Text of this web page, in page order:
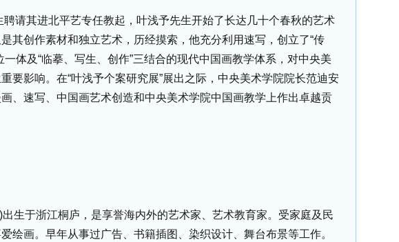
聘请其进北平艺专任教起，叶浅予先生开始了长达几十个春秋的艺术
其创作素材和独立艺术，历经摸索，他充分利用速写，创立了“传
一体及“临摹、写生、创作”三结合的现代中国画教学体系，对中央美
要影响。在“叶浅予个案研究展”展出之际，中央美术学院院长范迪安
、速写、中国画艺术创造和中央美术学院中国画教学上作出卓越贡
生于浙江桐庐，是享誉海内外的艺术家、艺术教育家。受家庭及民
绘画。早年从事过广告、书籍插图、染织设计、舞台布景等工作。